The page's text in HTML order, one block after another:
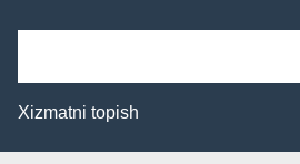
Xizmatni topish